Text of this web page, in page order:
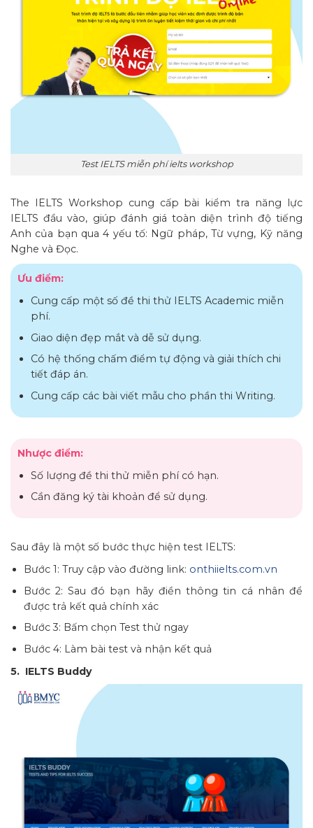
Test IELTS miễn phí ielts workshop
The IELTS Workshop cung cấp bài kiểm tra năng lực
IELTS đầu vào, giúp đánh giá toàn diện trình độ tiếng
Anh của bạn qua 4 yếu tố: Ngữ pháp, Từ vựng, Kỹ năng
Nghe và Đọc.
Ưu điểm:
Cung cấp một số đề thi thử IELTS Academic miễn
phí.
Giao diện đẹp mắt và dễ sử dụng.
Có hệ thống chấm điểm tự động và giải thích chi
tiết đáp án.
Cung cấp các bài viết mẫu cho phần thi Writing.
Nhược điểm:
Số lượng đề thi thử miễn phí có hạn.
Cần đăng ký tài khoản để sử dụng.
Sau đây là một số bước thực hiện test IELTS:
Bước 1: Truy cập vào đường link: onthiielts.com.vn
Bước 2: Sau đó bạn hãy điền thông tin cá nhân để
được trả kết quả chính xác
Bước 3: Bấm chọn Test thử ngay
Bước 4: Làm bài test và nhận kết quả
5. IELTS Buddy